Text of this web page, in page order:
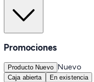
Promociones
Producto Nuevo Nuevo
Caja abierta En existencia